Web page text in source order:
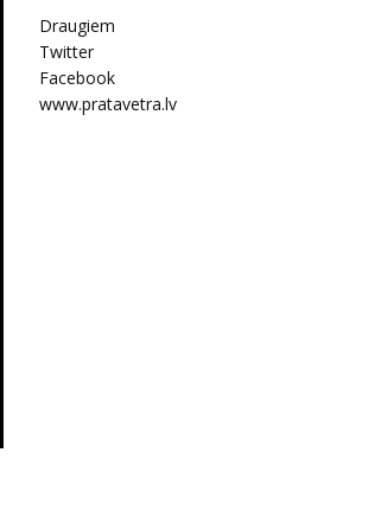
Draugiem
Twitter
Facebook
www.pratavetra.lv